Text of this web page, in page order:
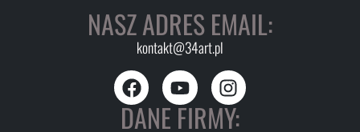
NASZ ADRES EMAIL:
kontakt@34art.pl
DANE FIRMY: